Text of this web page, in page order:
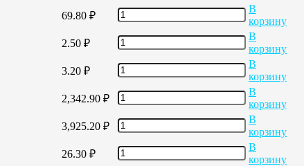
69.80 ₽
В
корзину
2.50 ₽
В
корзину
3.20 ₽
В
корзину
2,342.90 ₽
В
корзину
3,925.20 ₽
В
корзину
26.30 ₽
В
корзину